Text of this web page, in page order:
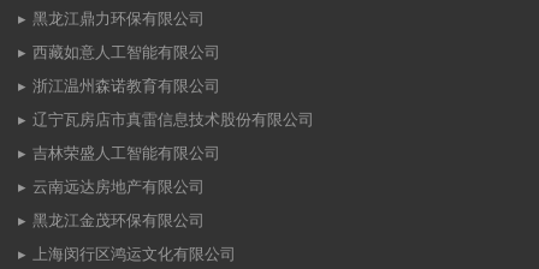
黑龙江鼎力环保有限公司
西藏如意人工智能有限公司
浙江温州森诺教育有限公司
辽宁瓦房店市真雷信息技术股份有限公司
吉林荣盛人工智能有限公司
云南远达房地产有限公司
黑龙江金茂环保有限公司
上海闵行区鸿运文化有限公司